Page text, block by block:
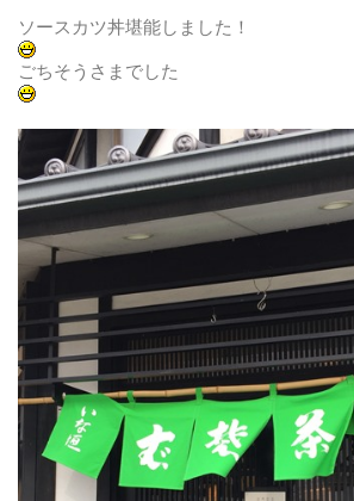
ソースカツ丼堪能しました！
ごちそうさまでした